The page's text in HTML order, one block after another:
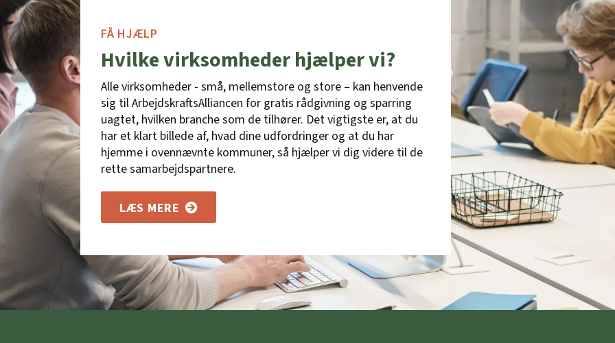
FÅ HJÆLP
Hvilke virksomheder hjælper vi?
Alle virksomheder - små, mellemstore og store – kan henvende
sig til ArbejdskraftsAlliancen for gratis rådgivning og sparring
uagtet, hvilken branche som de tilhører. Det vigtigste er, at du
har et klart billede af, hvad dine udfordringer og at du har
hjemme i ovennævnte kommuner, så hjælper vi dig videre til de
rette samarbejdspartnere.
LÆS MERE